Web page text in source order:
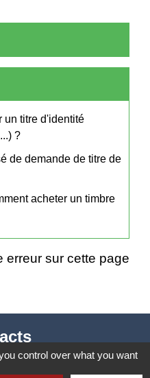
un titre d'identité
?
de demande de titre de
acheter un timbre
erreur sur cette page
control over what you want